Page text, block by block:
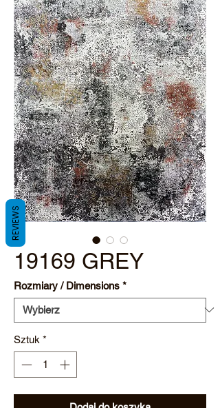
19169 GREY
Rozmiary / Dimensions *
Sztuk *
REVIEWS